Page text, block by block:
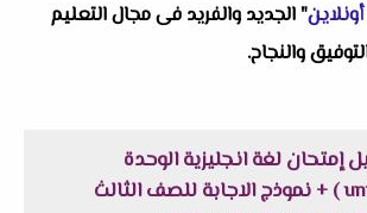
" الجديد والفريد فى مجال التعليم
والنجاح.
إمتحان لغة انجليزية الوحدة
السادسة ( unit 6 ) + نموذج الاجابة للصف الثالث